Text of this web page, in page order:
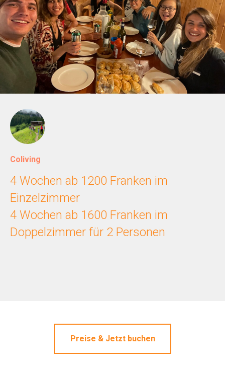
Coliving
4 Wochen ab 1200 Franken im
Einzelzimmer
4 Wochen ab 1600 Franken im
Doppelzimmer für 2 Personen
Preise & Jetzt buchen